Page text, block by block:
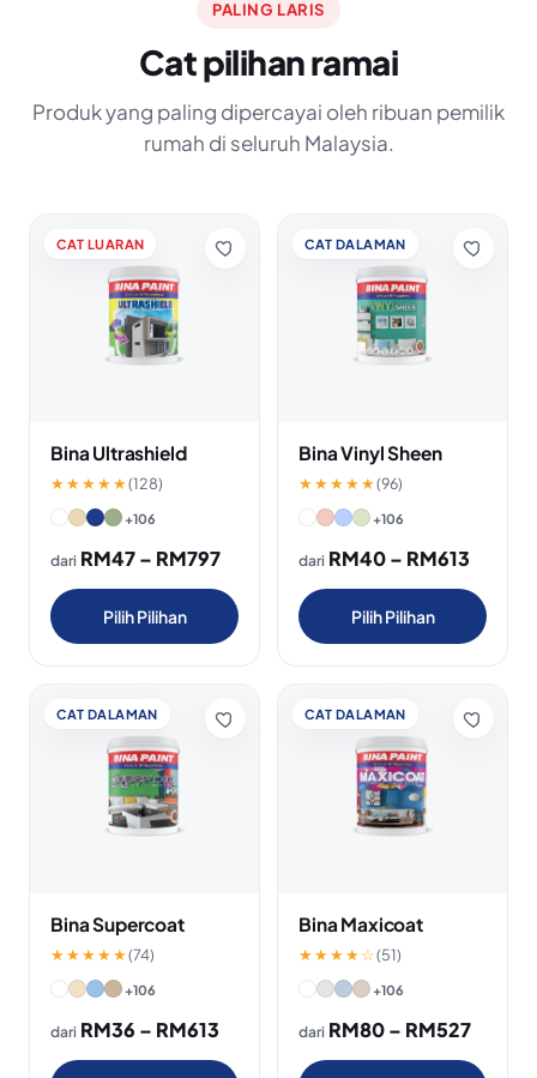
PALING LARIS
Cat pilihan ramai
Produk yang paling dipercayai oleh ribuan pemilik
rumah di seluruh Malaysia.
CAT LUARAN
Bina Ultrashield
★★★★★(128)
+106
dari RM47 – RM797
Pilih Pilihan
CAT DALAMAN
Bina Vinyl Sheen
★★★★★(96)
+106
dari RM40 – RM613
Pilih Pilihan
CAT DALAMAN
Bina Supercoat
★★★★★(74)
+106
dari RM36 – RM613
CAT DALAMAN
Bina Maxicoat
★★★★☆(51)
+106
dari RM80 – RM527